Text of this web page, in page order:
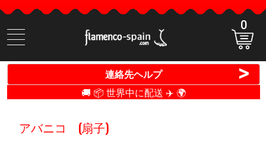
商
品
検
0
連絡先ヘルプ >
🚚 📦 世界中に配送 ✈️ 🌍
アバニコ (扇子)